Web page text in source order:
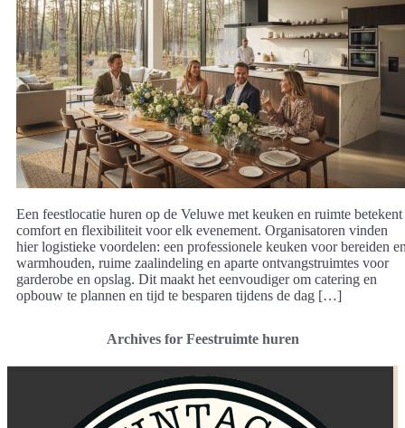
Een feestlocatie huren op de Veluwe met keuken en ruimte betekent
comfort en flexibiliteit voor elk evenement. Organisatoren vinden
hier logistieke voordelen: een professionele keuken voor bereiden
warmhouden, ruime zaalindeling en aparte ontvangstruimtes voor
garderobe en opslag. Dit maakt het eenvoudiger om catering en
opbouw te plannen en tijd te besparen tijdens de dag […]
Archives for Feestruimte huren